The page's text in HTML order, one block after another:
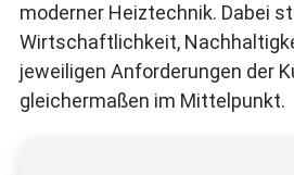
moderner Heiztechnik. Dabei
Wirtschaftlichkeit,
jeweiligen Anforderungen der
gleichermaßen im Mittelpunkt.